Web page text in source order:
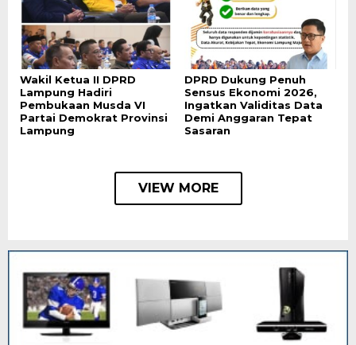
Wakil Ketua II DPRD
Lampung Hadiri
Pembukaan Musda VI
Partai Demokrat Provinsi
Lampung
DPRD Dukung Penuh
Sensus Ekonomi 2026,
Ingatkan Validitas Data
Demi Anggaran Tepat
Sasaran
VIEW MORE